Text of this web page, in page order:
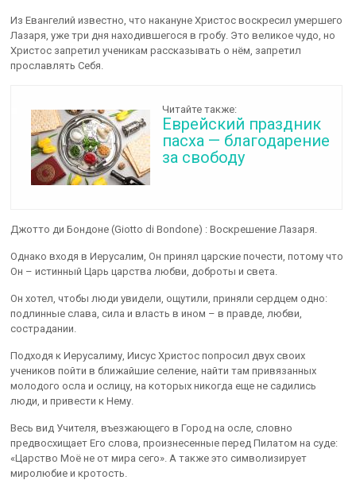
Из Евангелий известно, что накануне Христос воскресил умершего
Лазаря, уже три дня находившегося в гробу. Это великое чудо, но
Христос запретил ученикам рассказывать о нём, запретил
прославлять Себя.
Читайте также:
Еврейский праздник
пасха — благодарение
за свободу
Джотто ди Бондоне (Giotto di Bondone) : Воскрешение Лазаря.
Однако входя в Иерусалим, Он принял царские почести, потому что
Он – истинный Царь царства любви, доброты и света.
Он хотел, чтобы люди увидели, ощутили, приняли сердцем одно:
подлинные слава, сила и власть в ином – в правде, любви,
сострадании.
Подходя к Иерусалиму, Иисус Христос попросил двух своих
учеников пойти в ближайшие селение, найти там привязанных
молодого осла и ослицу, на которых никогда еще не садились
люди, и привести к Нему.
Весь вид Учителя, въезжающего в Город на осле, словно
предвосхищает Его слова, произнесенные перед Пилатом на суде:
«Царство Моё не от мира сего». А также это символизирует
миролюбие и кротость.